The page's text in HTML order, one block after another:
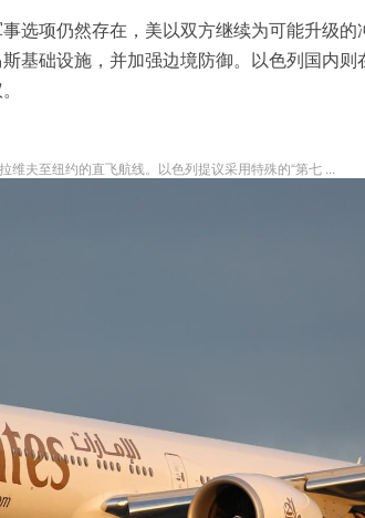
选项仍然存在，美以双方继续为可能升级
基础设施，并加强边境防御。以色列国内
夫至纽约的直飞航线。以色列提议采用特殊的“第七 ...